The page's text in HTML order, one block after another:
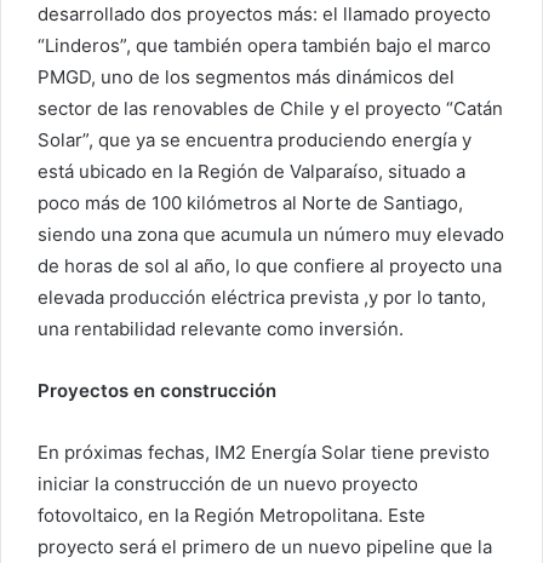
desarrollado dos proyectos más: el llamado proyecto
“Linderos”, que también opera también bajo el marco
PMGD, uno de los segmentos más dinámicos del
sector de las renovables de Chile y el proyecto “Catán
Solar”, que ya se encuentra produciendo energía y
está ubicado en la Región de Valparaíso, situado a
poco más de 100 kilómetros al Norte de Santiago,
siendo una zona que acumula un número muy elevado
de horas de sol al año, lo que confiere al proyecto una
elevada producción eléctrica prevista ,y por lo tanto,
una rentabilidad relevante como inversión.
Proyectos en construcción
En próximas fechas, IM2 Energía Solar tiene previsto
iniciar la construcción de un nuevo proyecto
fotovoltaico, en la Región Metropolitana. Este
proyecto será el primero de un nuevo pipeline que la